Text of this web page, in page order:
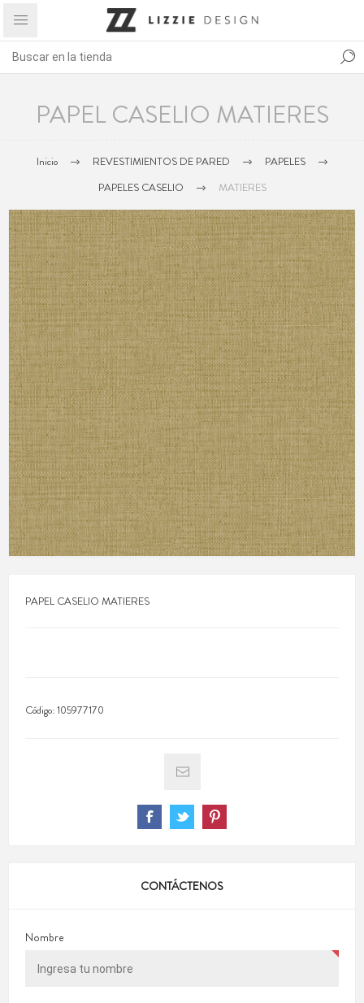
PAPEL CASELIO MATIERES
Inicio REVESTIMIENTOS DE PARED
PAPELES
PAPELES CASELIO
MATIERES
PAPEL CASELIO MATIERES
Código:105977170
CONTÁCTENOS
Nombre